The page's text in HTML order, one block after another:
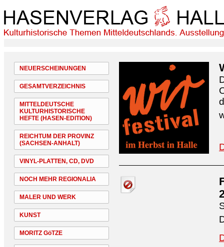
NEUERSCHEINUNGEN
GESAMTVERZEICHNIS
MITTELDEUTSCHE
KULTURHISTORISCHE
HEFTE (HASEN-EDITION)
REICHTUM DER PROVINZ
(SACHSEN-ANHALT)
VINYL-PLATTEN, CD, DVD
NOCH MEHR REGIONALIA
MALER UND WERK
KUNST
MORITZ GöTZE